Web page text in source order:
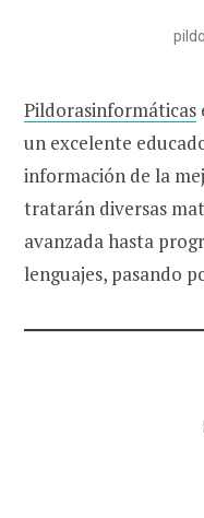
Pildorasinformáticas
un excelente
información de la
tratarán diversas
avanzada hasta
lenguajes, pasando